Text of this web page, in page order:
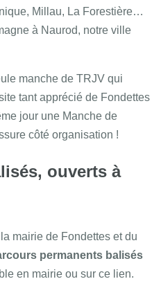
Millau, La Forestière…
à Naurod, notre ville
manche de TRJV qui
tant apprécié de Fondettes
jour une Manche de
côté organisation !
ouverts à
mairie de Fondettes et du
permanents balisés
en mairie ou sur ce lien.